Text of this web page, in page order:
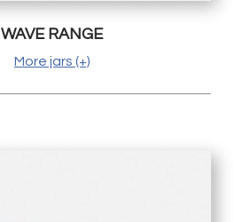
WAVE RANGE
More jars (+)